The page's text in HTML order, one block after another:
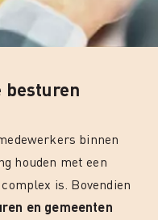
besturen
binnen
houden met een
is. Bovendien
en gemeenten